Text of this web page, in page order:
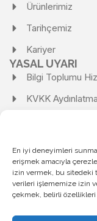
En iyi deneyimleri
erişmek amacıyla
izin vermek, bu sitedeki
verileri işlememize izin
çekmek, belirli
Ürünlerimiz
Tarihçemiz
Kariyer
YASAL UYARI
Bilgi Toplumu
KVKK
KVKK Başvuru
Kişisel Verileri
Çerez Politikası